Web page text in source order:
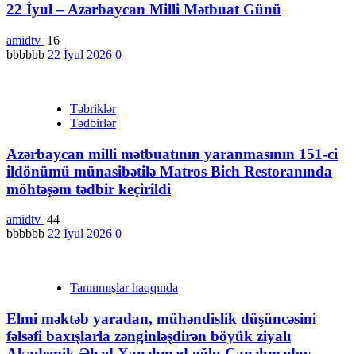
22 İyul – Azərbaycan Milli Mətbuat Günü
amidtv 16
bbbbbb 22 İyul 2026 0
Təbriklər
Tədbirlər
Azərbaycan milli mətbuatının yaranmasının 151-ci
ildönümü münasibətilə Matros Bich Restoranında
möhtəşəm tədbir keçirildi
amidtv 44
bbbbbb 22 İyul 2026 0
Tanınmışlar haqqında
Elmi məktəb yaradan, mühəndislik düşüncəsini
fəlsəfi baxışlarla zənginləşdirən böyük ziyalı